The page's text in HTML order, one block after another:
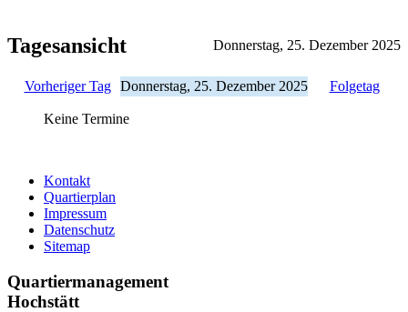
Tagesansicht Donnerstag, 25. Dezember 2025
Vorheriger Tag Donnerstag, 25. Dezember 2025 Folgetag
Keine Termine
Kontakt
Quartierplan
Impressum
Datenschutz
Sitemap
Quartiermanagement
Hochstätt